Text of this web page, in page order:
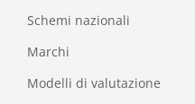
Schemi nazionali
Marchi
Modelli di valutazione